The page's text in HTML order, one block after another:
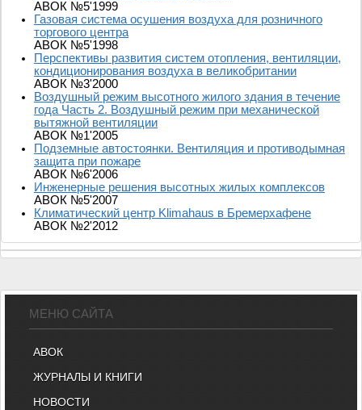
АВОК №5'1999
Газовая система осушения воздуха для розничного
торгового центра
АВОК №5'1998
Перспективы развития систем отопления, вентиляции,
кондиционирования воздуха в великобритании
АВОК №3'2000
Воздушный режим высотного жилого здания в течение
года Часть 2. Воздушный режим при механической
вытяжной вентиляции
АВОК №1'2005
Подземные автостоянки. Вентиляция и противодымная
защита при пожаре
АВОК №6'2006
Инженерные решения высотных жилых комплексов
АВОК №5'2007
Климатический центр Klimahaus в Бремерхафене
АВОК №2'2012
МЕНЮ САЙТА
АВОК
ЖУРНАЛЫ И КНИГИ
НОВОСТИ